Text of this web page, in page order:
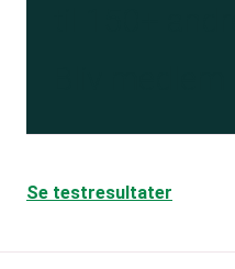
Se testresultater